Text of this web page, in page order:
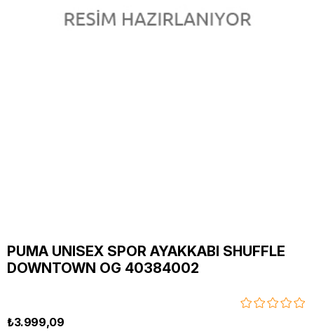
PUMA UNISEX SPOR AYAKKABI SHUFFLE
DOWNTOWN OG 40384002
₺3.999,09